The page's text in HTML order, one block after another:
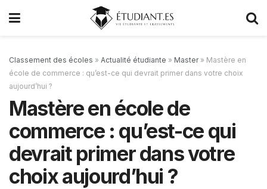
Classement des écoles » Actualité étudiante » Master» Mastère en
école de commerce : qu’est-ce qui devrait primer dans votre choix
aujourd’hui ?
Mastère en école de
commerce : qu’est-ce qui
devrait primer dans votre
choix aujourd’hui ?